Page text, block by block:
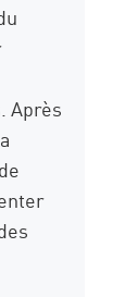
Après